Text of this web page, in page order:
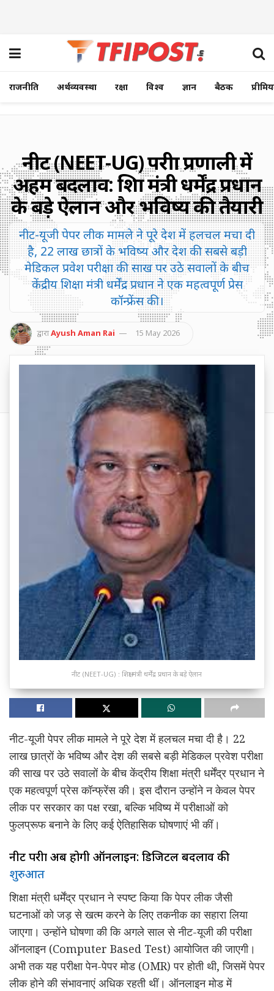
राजनीति अर्थव्यवस्था रक्षा विश्व ज्ञान बैठक
नीट (NEET-UG) परीक्षा प्रणाली में
अहम बदलाव: शिक्षा मंत्री धर्मेंद्र प्रधान
के बड़े ऐलान और भविष्य की तैयारी
नीट-यूजी पेपर लीक मामले ने पूरे देश में हलचल मचा दी
है, 22 लाख छात्रों के भविष्य और देश की सबसे बड़ी
मेडिकल प्रवेश परीक्षा की साख पर उठे सवालों के बीच
केंद्रीय शिक्षा मंत्री धर्मेंद्र प्रधान ने एक महत्वपूर्ण प्रेस
कॉन्फ्रेंस की।
द्वाराAyush Aman Rai 15 May 2026
नीट (NEET-UG) : शिक्षा मंत्री धर्मेंद्र प्रधान के बड़े ऐलान
नीट-यूजी पेपर लीक मामले ने पूरे देश में हलचल मचा दी है। 22
लाख छात्रों के भविष्य और देश की सबसे बड़ी मेडिकल प्रवेश परीक्षा
की साख पर उठे सवालों के बीच केंद्रीय शिक्षा मंत्री धर्मेंद्र प्रधान ने
एक महत्वपूर्ण प्रेस कॉन्फ्रेंस की। इस दौरान उन्होंने न केवल पेपर
लीक पर सरकार का पक्ष रखा, बल्कि भविष्य में परीक्षाओं को
फुलप्रूफ बनाने के लिए कई ऐतिहासिक घोषणाएं भी कीं।
नीट परीक्षा अब होगी ऑनलाइन: डिजिटल बदलाव की
शुरुआत
शिक्षा मंत्री धर्मेंद्र प्रधान ने स्पष्ट किया कि पेपर लीक जैसी
घटनाओं को जड़ से खत्म करने के लिए तकनीक का सहारा लिया
जाएगा। उन्होंने घोषणा की कि अगले साल से नीट-यूजी की परीक्षा
ऑनलाइन (Computer Based Test) आयोजित की जाएगी।
अभी तक यह परीक्षा पेन-पेपर मोड (OMR) पर होती थी, जिसमें पेपर
लीक होने की संभावनाएं अधिक रहती थीं। ऑनलाइन मोड में